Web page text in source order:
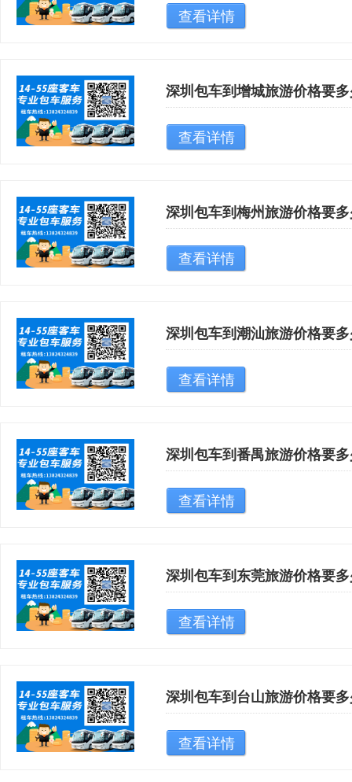
查看详情
深圳包车到增城旅游价格要
查看详情
深圳包车到梅州旅游价格要
查看详情
深圳包车到潮汕旅游价格要
查看详情
深圳包车到番禺旅游价格要
查看详情
深圳包车到东莞旅游价格要
查看详情
深圳包车到台山旅游价格要
查看详情